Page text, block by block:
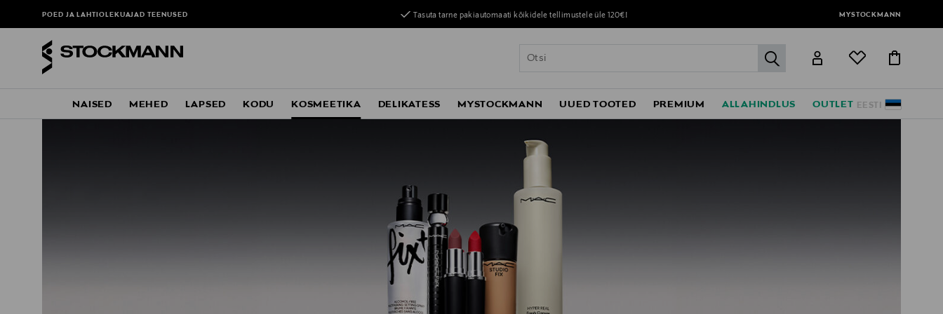
POED JA LAHTIOLEKUAJADTEENUSED Tasuta tarne pakiautomaati kõikidele tellimustele üle 120€! MYSTOCKMANN
label.header.go
EESTI
NAISED MEHED LAPSED KODU KOSMEETIKA DELIKATESS MYSTOCKMANN UUED TOOTED PREMIUM ALLAHINDLUS OUTLET